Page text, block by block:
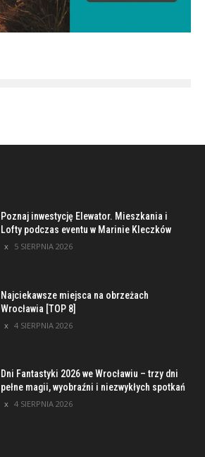
Poznaj inwestycję Elewator. Mieszkania i
Lofty podczas eventu w Marinie Kleczków
5 SIERPNIA 2026
Najciekawsze miejsca na obrzeżach
Wrocławia [TOP 8]
4 SIERPNIA 2026
Dni Fantastyki 2026 we Wrocławiu – trzy dni
pełne magii, wyobraźni i niezwykłych spotkań
4 SIERPNIA 2026